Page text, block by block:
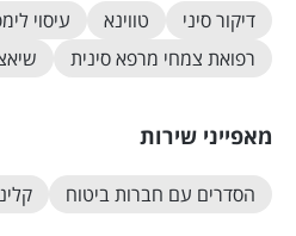
דיקור סיני טווינא עיסוי
רפואת צמחי מרפא סינית
מאפייני שירות
הסדרים עם חברות ביטוח